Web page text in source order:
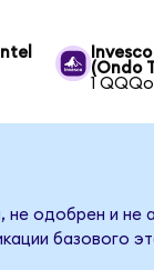
(Ondo
1
одобрен и не
базового